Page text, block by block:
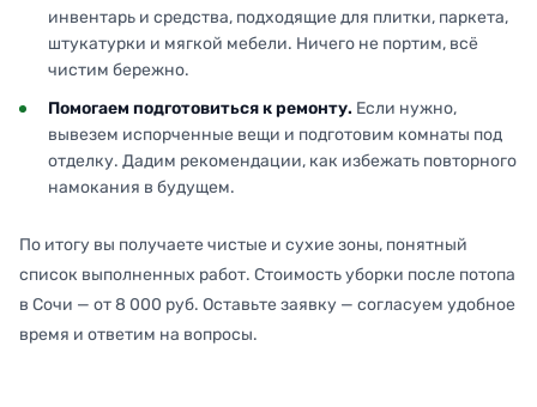
инвентарь и средства, подходящие для плитки, паркета,
штукатурки и мягкой мебели. Ничего не портим, всё
чистим бережно.
Помогаем подготовиться к ремонту. Если нужно,
вывезем испорченные вещи и подготовим комнаты под
отделку. Дадим рекомендации, как избежать повторного
намокания в будущем.
По итогу вы получаете чистые и сухие зоны, понятный
список выполненных работ. Стоимость уборки после потопа
в Сочи — от 8 000 руб. Оставьте заявку — согласуем удобное
время и ответим на вопросы.